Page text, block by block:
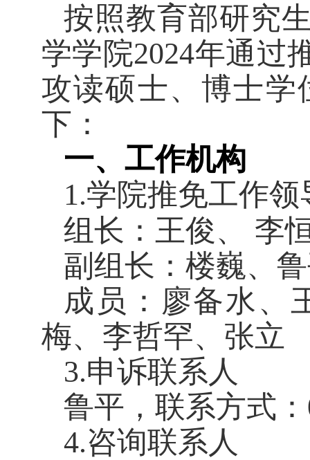
按照教育部研究
学学院2024年通过
攻读硕士、博士学
下：
一、工作机构
1.学院推免工作领
组长：王俊、
李
副组长：楼巍、
成员：廖备水、
梅、李哲罕、张立
3.申诉联系人
鲁平，联系方式：
4.咨询联系人